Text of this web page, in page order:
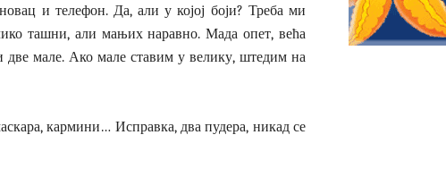
и телефон. Да, али у којој боји? Треба ми
ташни, али мањих наравно. Мада опет, већа
две мале. Ако мале ставим у велику, штедим на
кармини… Исправка, два пудера, никад се